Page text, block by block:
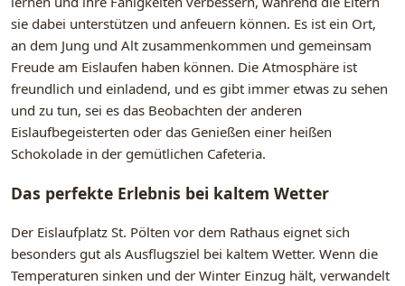
sie dabei unterstützen und anfeuern können. Es ist ein Ort,
an dem Jung und Alt zusammenkommen und gemeinsam
Freude am Eislaufen haben können. Die Atmosphäre ist
freundlich und einladend, und es gibt immer etwas zu sehen
und zu tun, sei es das Beobachten der anderen
Eislaufbegeisterten oder das Genießen einer heißen
Schokolade in der gemütlichen Cafeteria.
Das perfekte Erlebnis bei kaltem Wetter
Der Eislaufplatz St. Pölten vor dem Rathaus eignet sich
besonders gut als Ausflugsziel bei kaltem Wetter. Wenn die
Temperaturen sinken und der Winter Einzug hält, verwandelt